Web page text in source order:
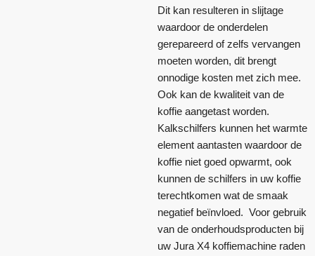
Dit kan resulteren in slijtage
waardoor de onderdelen
gerepareerd of zelfs vervangen
moeten worden, dit brengt
onnodige kosten met zich mee.
Ook kan de kwaliteit van de
koffie aangetast worden.
Kalkschilfers kunnen het warmte
element aantasten waardoor de
koffie niet goed opwarmt, ook
kunnen de schilfers in uw koffie
terechtkomen wat de smaak
negatief beïnvloed. Voor gebruik
van de onderhoudsproducten bij
uw Jura X4 koffiemachine raden